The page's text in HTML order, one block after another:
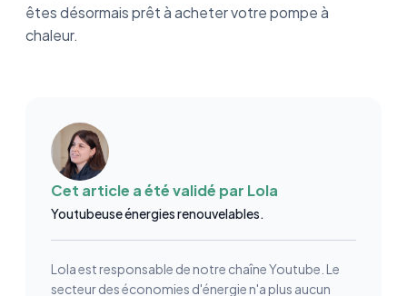
êtes désormais prêt à acheter votre pompe à
chaleur.
Cet article a été validé par Lola
Youtubeuse énergies renouvelables.
Lola est responsable de notre chaîne Youtube. Le
secteur des économies d'énergie n'a plus aucun